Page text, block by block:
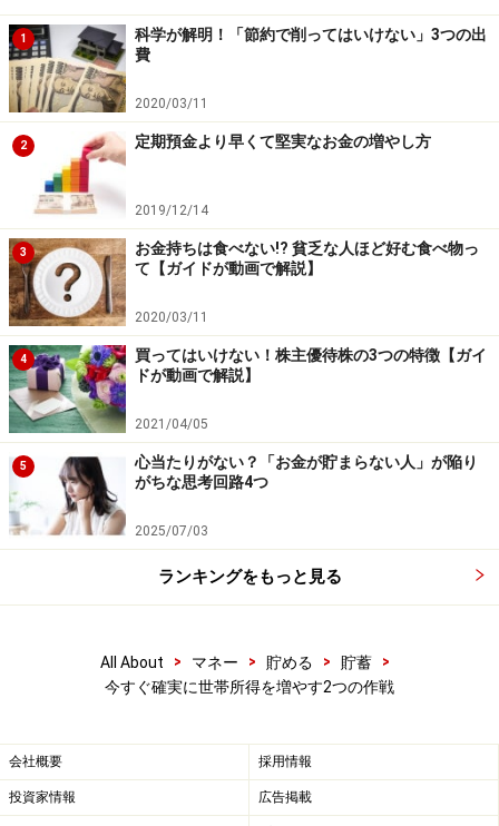
世帯所得を増やすのに、裏道や近道はありません。ある
としたら、きっと詐欺じみた方法である可能性が高いで
しょう。「自分が働く」「パートナーに手伝ってもら
う」
。世帯所得を増やすには、この2点が確実であるこ
とが科学的にも分かっています。
「所得が少ない！」と嘆いても収入は増えませんから、
嘆く時間があったら、その時間を「どうやって働く
か？」「どうやってパートナーに手伝ってもらうか？」
を考える時間にあてた方がよいでしょうね。
【関連記事をチェック！】
サラリーマン必見！今すぐ使える節税テク２選
倹約夫婦におすすめ！“タダで”できる2つの幸せ習慣
確実に不労所得を増やす「投資信託」の選び方​​​​​​​
ワーキングペーパー：Jesse Rothstein, 2018,
"Inequality of Educational Opportunity? Schools as
Income", NBER Working Paper, 24537
論文：William H. Hampton, Nima Asadi, and Ingrid R.
1
科学が解明！「節約で削ってはいけない」3つの出
費
2020/03/11
2 定期預金より早くて堅実なお金の増やし方
2019/12/14
3
お金持ちは食べない!? 貧乏な人ほど好む食べ物っ
て【ガイドが動画で解説】
2020/03/11
4
買ってはいけない！株主優待株の3つの特徴【ガイ
ドが動画で解説】
2021/04/05
5
心当たりがない？「お金が貯まらない人」が陥り
がちな思考回路4つ
2025/07/03
ランキングをもっと見る
All About > マネー > 貯める > 貯蓄
>
今すぐ確実に世帯所得を増やす2つの作戦
会社概要 採用情報
投資家情報 広告掲載